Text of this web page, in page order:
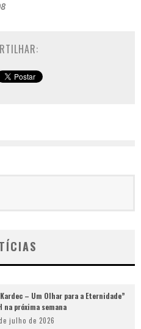
– Um Olhar para a Eternidade”
na próxima semana
julho de 2026